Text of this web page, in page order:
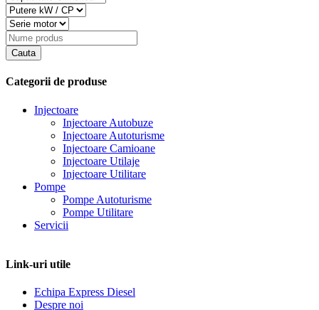
Categorii de produse
Injectoare
Injectoare Autobuze
Injectoare Autoturisme
Injectoare Camioane
Injectoare Utilaje
Injectoare Utilitare
Pompe
Pompe Autoturisme
Pompe Utilitare
Servicii
Link-uri utile
Echipa Express Diesel
Despre noi